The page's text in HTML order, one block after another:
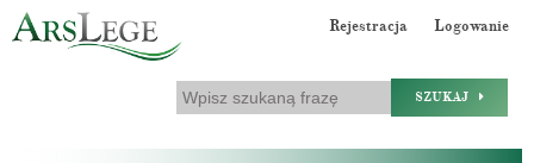
Rejestracja Logowanie
SZUKAJ